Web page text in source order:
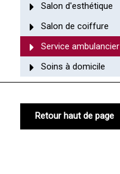
Salon d'esthétique
Salon de coiffure
Service ambulancier
Soins à domicile
Retour haut de page